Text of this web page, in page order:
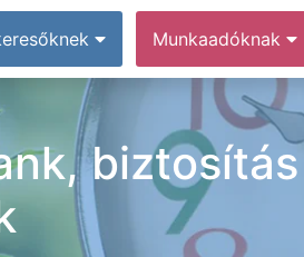
Munkaadóknak